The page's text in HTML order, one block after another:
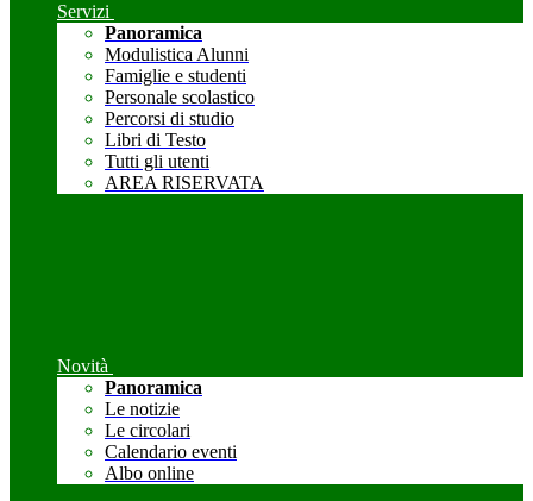
Servizi
Panoramica
Modulistica Alunni
Famiglie e studenti
Personale scolastico
Percorsi di studio
Libri di Testo
Tutti gli utenti
AREA RISERVATA
Novità
Panoramica
Le notizie
Le circolari
Calendario eventi
Albo online